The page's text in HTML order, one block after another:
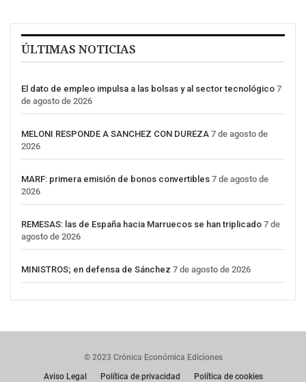
ÚLTIMAS NOTICIAS
El dato de empleo impulsa a las bolsas y al sector tecnológico 7
de agosto de 2026
MELONI RESPONDE A SANCHEZ CON DUREZA 7 de agosto de
2026
MARF: primera emisión de bonos convertibles 7 de agosto de
2026
REMESAS: las de España hacia Marruecos se han triplicado 7 de
agosto de 2026
MINISTROS; en defensa de Sánchez 7 de agosto de 2026
© 2023 Crónica Económica Ediciones
Aviso Legal
Política de privacidad Política de cookies